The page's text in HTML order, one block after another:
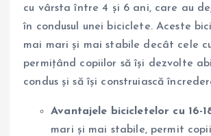
cu vârsta între 4 și 6 ani, care au
în condusul unei biciclete. Aceste
mai mari și mai stabile decât cele cu
permițând copiilor să își dezvolte
condus și să își construiască
Avantajele bicicletelor cu 16-
mari și mai stabile, permit